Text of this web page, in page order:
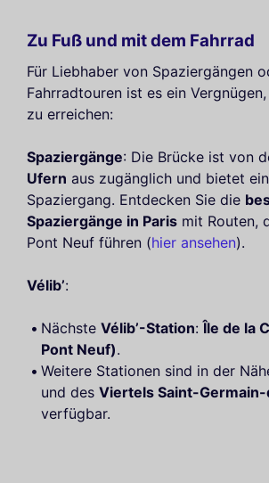
Zu Fuß und mit dem Fahrrad
Für Liebhaber von Spaziergängen
Fahrradtouren ist es ein
zu erreichen:
Spaziergänge: Die Brücke ist von
Ufern aus zugänglich und bietet
Spaziergang. Entdecken Sie die
Spaziergänge in Paris mit Routen,
Pont Neuf führen (hier ansehen).
Vélib’:
Nächste Vélib’-Station:Île de la
Pont Neuf).
Weitere Stationen sind in der
und des Viertels Saint-
verfügbar.